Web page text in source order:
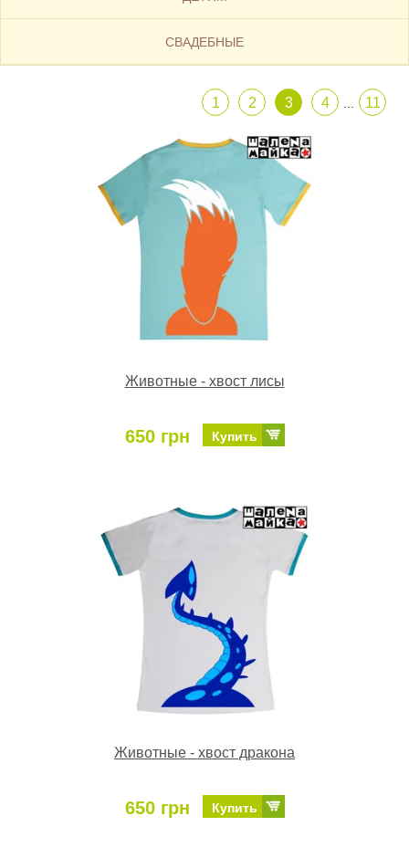
СВАДЕБНЫЕ
1 2 3 4 11
Животные - хвост лисы
650 грн Купить
Животные - хвост дракона
650 грн Купить